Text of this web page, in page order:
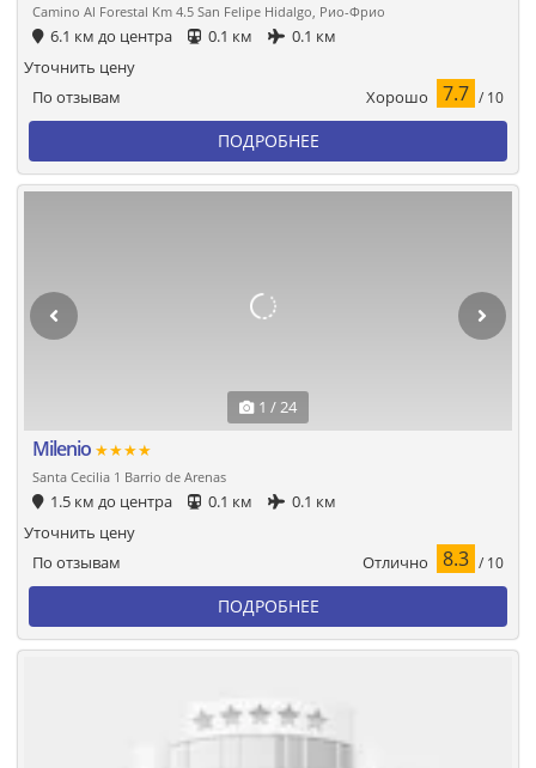
Camino Al Forestal Km 4.5 San Felipe Hidalgo, Рио-Фрио
6.1 км до центра 0.1 км 0.1 км
По отзывам Хорошо 7.7 / 10
Уточнить цену
ПОДРОБНЕЕ
1 / 24
Milenio ★★★★
Santa Cecilia 1 Barrio de Arenas
1.5 км до центра 0.1 км 0.1 км
По отзывам Отлично 8.3 / 10
Уточнить цену
ПОДРОБНЕЕ